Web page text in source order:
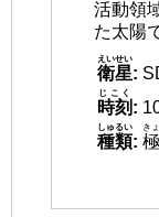
活動領
た太陽
衛星
えいせい
:
時刻
じこく
:
種類
しゅるい
:
き